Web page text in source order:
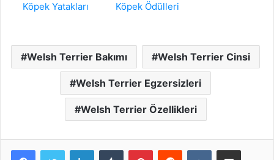
Köpek Yatakları Köpek Ödülleri
Welsh Terrier Bakımı Welsh Terrier Cinsi
Welsh Terrier Egzersizleri
Welsh Terrier Özellikleri
LinkedInTumblr PinterestReddit VKontakteE-Posta ile paylaş